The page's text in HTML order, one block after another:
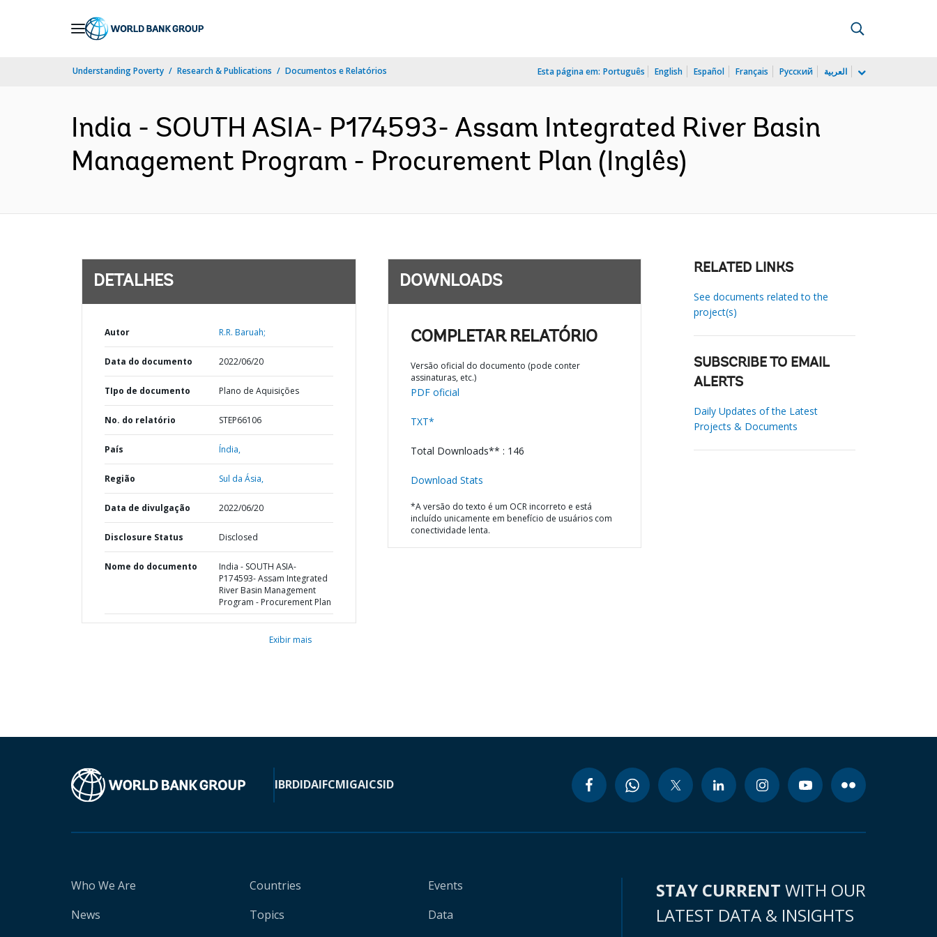
Understanding Poverty Research & Publications Documentos e Relatórios Esta página em: Português English Español Français Русский العربية
India - SOUTH ASIA- P174593- Assam Integrated River Basin
Management Program - Procurement Plan (Inglês)
DETALHES
Autor R.R. Baruah;
Data do documento 2022/06/20
TIpo de documento Plano de Aquisições
No. do relatório STEP66106
País Índia,
Região Sul da Ásia,
Data de divulgação 2022/06/20
Disclosure Status Disclosed
Nome do documento
India - SOUTH ASIA-
P174593- Assam Integrated
River Basin Management
Program - Procurement Plan
Exibir mais
DOWNLOADS
COMPLETAR RELATÓRIO
Versão oficial do documento (pode conter
assinaturas, etc.)
PDF oficial
TXT*
Total Downloads** : 146
Download Stats
*A versão do texto é um OCR incorreto e está
incluído unicamente em benefício de usuários com
conectividade lenta.
RELATED LINKS
See documents related to the
project(s)
SUBSCRIBE TO EMAIL
ALERTS
Daily Updates of the Latest
Projects & Documents
IBRDIDAIFCMIGAICSID
Who We Are
News
Countries
Topics
Events
Data
STAY CURRENT WITH OUR
LATEST DATA & INSIGHTS